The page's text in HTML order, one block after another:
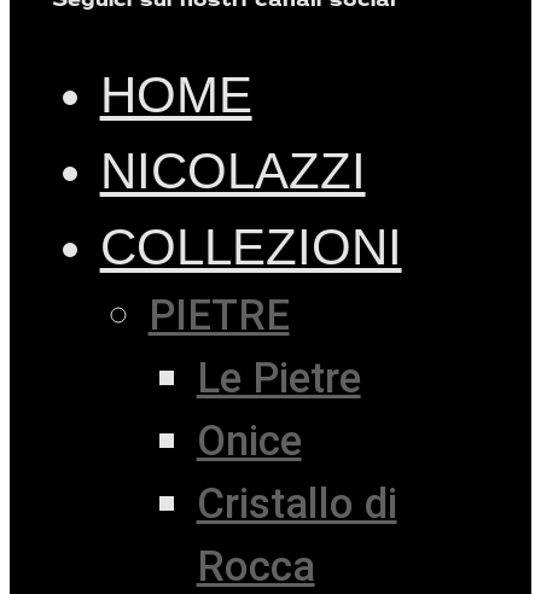
HOME
NICOLAZZI
COLLEZIONI
PIETRE
Le Pietre
Onice
Cristallo di
Rocca